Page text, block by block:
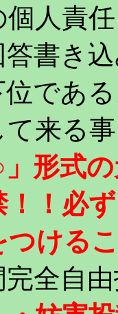
人責
書き
であ
て来る
形式
！！必
つける
全自